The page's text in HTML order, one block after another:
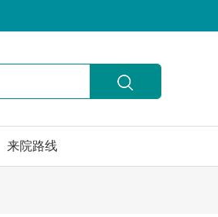
来院路线